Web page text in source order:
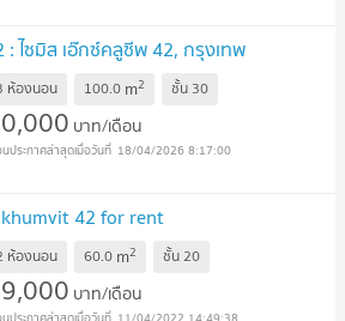
: ไซมิส เอ๊กซ์คลูซีพ 42, กรุงเทพ
ห้องนอน 100.0 m2 ชั้น 30
บาท/เดือน
18/04/2026 8:17:00
42 for rent
ห้องนอน 60.0 m2 ชั้น20
บาท/เดือน